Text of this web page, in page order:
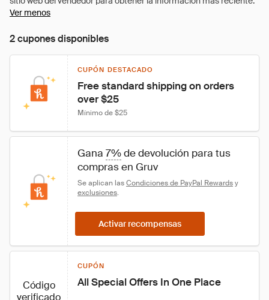
Ver menos
2 cupones disponibles
CUPÓN DESTACADO
Free standard shipping on orders
over $25
Mínimo de $25
Gana 7% de devolución para tus
compras en Gruv
Se aplican las Condiciones de PayPal Rewards y
exclusiones.
Activar recompensas
Código
verificado
CUPÓN
All Special Offers In One Place